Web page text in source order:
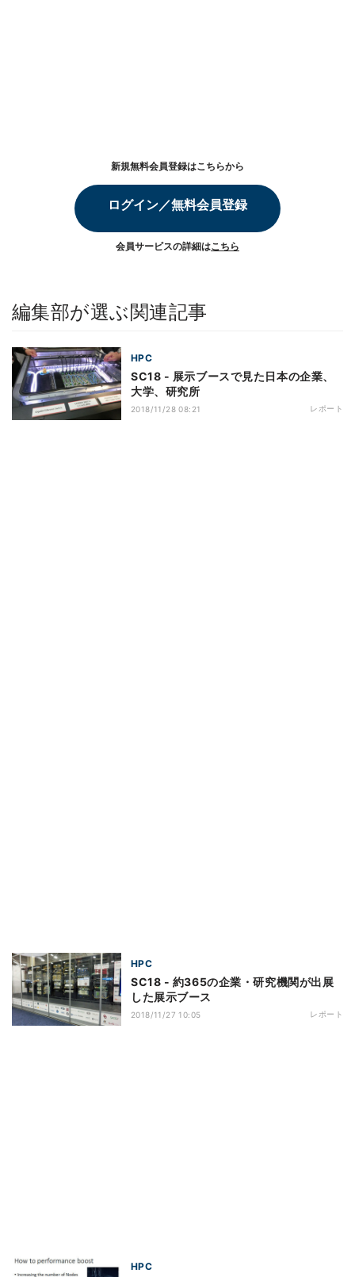
新規無料会員登録はこちらから
ログイン／無料会員登録
会員サービスの詳細はこちら
編集部が選ぶ関連記事
HPC
SC18 - 展示ブースで見た日本の企業、
大学、研究所
2018/11/28 08:21 レポート
HPC
SC18 - 約365の企業・研究機関が出展
した展示ブース
2018/11/27 10:05 レポート
HPC